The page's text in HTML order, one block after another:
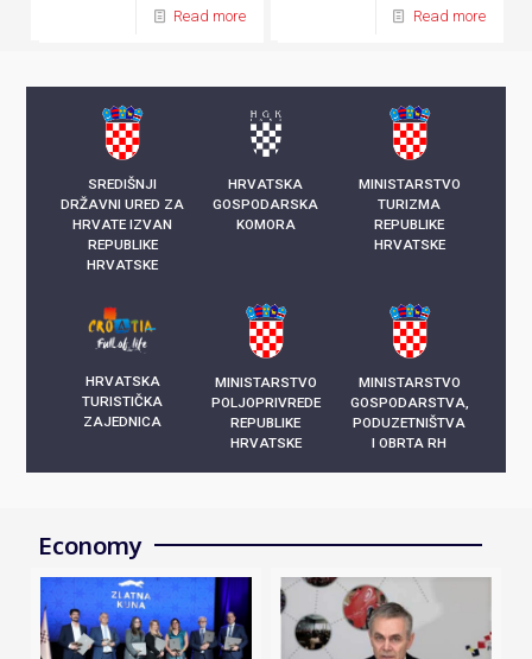
kilowatsati plina
Read more
Read more
SREDIŠNJI
DRŽAVNI URED ZA
HRVATE IZVAN
REPUBLIKE
HRVATSKE
HRVATSKA
GOSPODARSKA
KOMORA
MINISTARSTVO
TURIZMA
REPUBLIKE
HRVATSKE
HRVATSKA
TURISTIČKA
ZAJEDNICA
MINISTARSTVO
POLJOPRIVREDE
REPUBLIKE
HRVATSKE
MINISTARSTVO
GOSPODARSTVA,
PODUZETNIŠTVA
I OBRTA RH
Economy